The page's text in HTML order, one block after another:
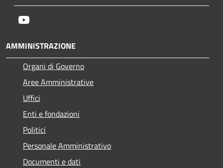
AMMINISTRAZIONE
Organi di Governo
Aree Amministrative
Uffici
Enti e fondazioni
Politici
Personale Amministrativo
Documenti e dati